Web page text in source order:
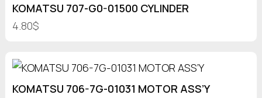
KOMATSU 707-G0-01500 CYLINDER
4.80$
KOMATSU 706-7G-01031 MOTOR ASS’Y